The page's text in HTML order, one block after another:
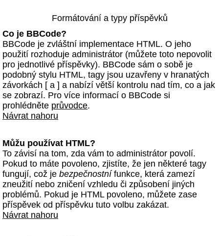
Formátování a typy příspěvků
Co je BBCode?
BBCode je zvláštní implementace HTML. O jeho
použití rozhoduje administrátor (můžete toto nepovolit
pro jednotlivé příspěvky). BBCode sám o sobě je
podobný stylu HTML, tagy jsou uzavřeny v hranatých
závorkách [ a ] a nabízí větší kontrolu nad tím, co a jak
se zobrazí. Pro více informací o BBCode si
prohlédněte průvodce.
Návrat nahoru
Můžu používat HTML?
To závisí na tom, zda vám to administrátor povolí.
Pokud to máte povoleno, zjistíte, že jen některé tagy
fungují, což je bezpečnostnífunkce, která zamezí
zneužití nebo zničení vzhledu či způsobení jiných
problémů. Pokud je HTML povoleno, můžete zase
příspěvek od příspěvku tuto volbu zakázat.
Návrat nahoru